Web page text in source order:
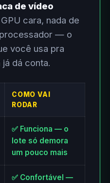
de vídeo
cara, nada de
processador — o
você usa pra
dá conta.
COMO VAI
RODAR
✅ Funciona — o
lote só demora
um pouco mais
✅ Confortável —